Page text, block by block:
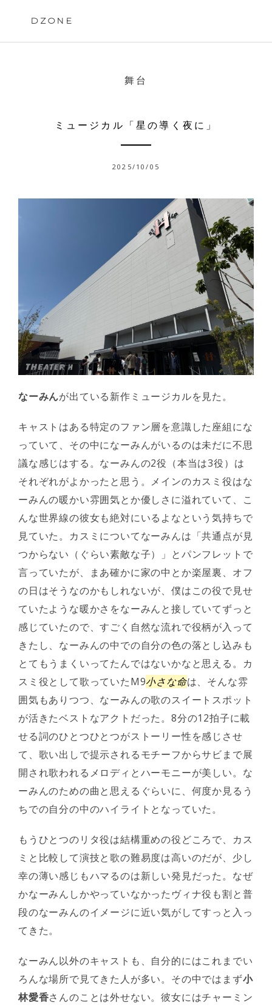
DZONE
舞台
ミュージカル「星の導く夜に」
2025/10/05
なーみんが出ている新作ミュージカルを見た。
キャストはある特定のファン層を意識した座組にな
っていて、その中になーみんがいるのは未だに不思
議な感じはする。なーみんの2役（本当は3役）は
それぞれがよかったと思う。メインのカスミ役はな
ーみんの暖かい雰囲気とか優しさに溢れていて、こ
んな世界線の彼女も絶対にいるよなという気持ちで
見ていた。カスミについてなーみんは「共通点が見
つからない（ぐらい素敵な子）」とパンフレットで
言っていたが、まあ確かに家の中とか楽屋裏、オフ
の日はそうなのかもしれないが、僕はこの役で見せ
ていたような暖かさをなーみんと接していてずっと
感じていたので、すごく自然な流れで役柄が入って
きたし、なーみんの中での自分の色の落とし込みも
とてもうまくいってたんではないかなと思える。カ
スミ役として歌っていたM9小さな命は、そんな雰
囲気もありつつ、なーみんの歌のスイートスポット
が活きたベストなアクトだった。8分の12拍子に載
せる詞のひとつひとつがストーリー性を感じさせ
て、歌い出しで提示されるモチーフからサビまで展
開され歌われるメロディとハーモニーが美しい。な
ーみんのための曲と思えるぐらいに、何度か見るう
ちでの自分の中のハイライトとなっていた。
もうひとつのリタ役は結構重めの役どころで、カス
ミと比較して演技と歌の難易度は高いのだが、少し
幸の薄い感じもハマるのは新しい発見だった。なぜ
かなーみんしかやっていなかったヴィナ役も割と普
段のなーみんのイメージに近い気がしてすっと入っ
てきた。
なーみん以外のキャストも、自分的にはこれまでい
ろんな場所で見てきた人が多い。その中ではまず小
林愛香さんのことは外せない。彼女にはチャーミン